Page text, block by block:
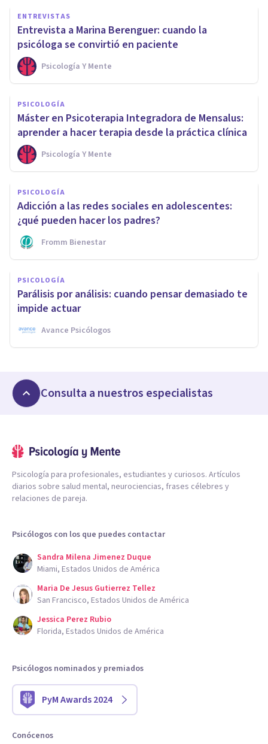
ENTREVISTAS
Entrevista a Marina Berenguer: cuando la
psicóloga se convirtió en paciente
Psicología Y Mente
PSICOLOGÍA
Máster en Psicoterapia Integradora de Mensalus:
aprender a hacer terapia desde la práctica clínica
Psicología Y Mente
PSICOLOGÍA
Adicción a las redes sociales en adolescentes:
¿qué pueden hacer los padres?
Fromm Bienestar
PSICOLOGÍA
Parálisis por análisis: cuando pensar demasiado te
impide actuar
Avance Psicólogos
Consulta a nuestros especialistas
Psicología para profesionales, estudiantes y curiosos. Artículos
diarios sobre salud mental, neurociencias, frases célebres y
relaciones de pareja.
Psicólogos con los que puedes contactar
Sandra Milena Jimenez Duque
Miami, Estados Unidos de América
Maria De Jesus Gutierrez Tellez
San Francisco, Estados Unidos de América
Jessica Perez Rubio
Florida, Estados Unidos de América
Psicólogos nominados y premiados
PyM Awards 2024
Conócenos